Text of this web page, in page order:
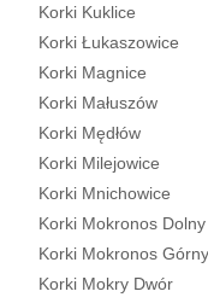
Korki Kuklice
Korki Łukaszowice
Korki Magnice
Korki Małuszów
Korki Mędłów
Korki Milejowice
Korki Mnichowice
Korki Mokronos Dolny
Korki Mokronos Górny
Korki Mokry Dwór